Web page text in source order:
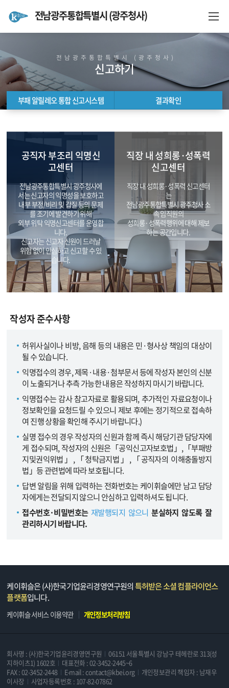
전남광주통합특별시 (광주청사)
부패 알릴레오 통합 신고시스템
결과확인
전남광주통합특별시 (광주청사)
신고하기
부패 알릴레오 통합 신고시스템 결과확인
공직자 부조리 익명신
고센터
전남광주통합특별시 광주청사에
서는 신고자의 익명성을 보호하고
내부 부정/비리 및 갑질 등의 문제
를 조기에 발견하기 위해
외부 위탁 익명신고센터를 운영합
니다.
신고자는 신고자 신원이 드러날
위험 없이 안심하고 신고할 수 있
습니다.
직장 내 성희롱·성폭력
신고센터
직장 내 성희롱·성폭력 신고센터
는
전남광주통합특별시 광주청사 소
속 임직원의
성희롱·성폭력행위에 대해 제보
하는 공간입니다.
작성자 준수사항
허위사실이나 비방, 음해 등의 내용은 민·형사상 책임의 대상이
될 수 있습니다.
익명접수의 경우, 제목·내용·첨부문서 등에 작성자 본인의 신분
이 노출되거나 추측 가능한 내용은 작성하지 마시기 바랍니다.
익명접수는 감사 참고자료로 활용되며, 추가적인 자료요청이나
정보확인을 요청드릴 수 있으니 제보 후에는 정기적으로 접속하
여 진행 상황을 확인해 주시기 바랍니다.)
실명 접수의 경우 작성자의 신원과 함께 즉시 해당기관 담당자에
게 접수되며, 작성자의 신원은「공익신고자보호법」,「부패방
지및권익위법」,「청탁금지법」,「공직자의 이해충돌방지
법」등 관련법에 따라 보호됩니다.
답변 알림을 위해 입력하는 전화번호는 케이휘슬에만 남고 담당
자에게는 전달되지 않으니 안심하고 입력하셔도 됩니다.
접수번호·비밀번호는 재발행되지 않으니 분실하지 않도록 잘
관리하시기 바랍니다.
케이휘슬은 (사)한국기업윤리경영연구원의특허받은 소셜 컴플라이언스
플랫폼입니다.
케이휘슬 서비스 이용약관 개인정보처리방침
회사명 : (사)한국기업윤리경영연구원
06151 서울특별시 강남구 테헤란로 313(성
지하이츠1) 1602호
대표전화 : 02-3452-2445~6
FAX : 02-3452-2448
E-mail : contact@kbei.org
개인정보관리 책임자 : 남재우
이사장
사업자등록번호 : 107-82-07862